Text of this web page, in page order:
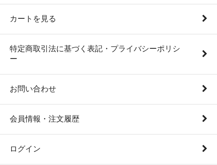
カートを見る
特定商取引法に基づく表記・プライバシーポリシ
ー
お問い合わせ
会員情報・注文履歴
ログイン